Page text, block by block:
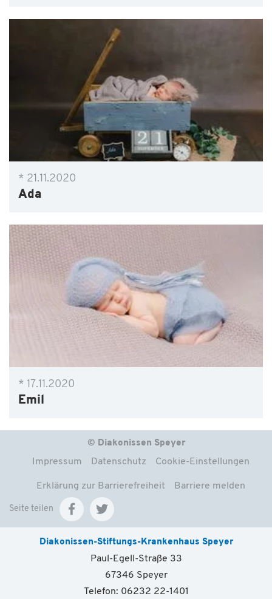
* 21.11.2020
Ada
* 17.11.2020
Emil
© Diakonissen Speyer
Impressum Datenschutz Cookie-Einstellungen
Erklärung zur Barrierefreiheit Barriere melden
Seite teilen
Diakonissen-Stiftungs-Krankenhaus Speyer
Paul-Egell-Straße 33
67346 Speyer
Telefon: 06232 22-1401